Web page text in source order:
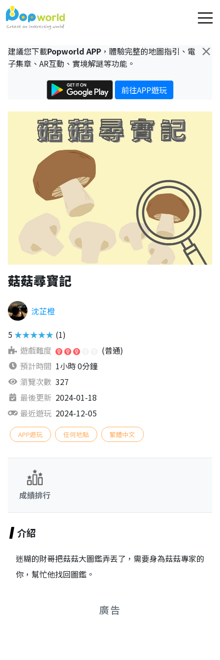
×
建議您下載Popworld APP ，體驗完整的地圖指引、電
子集章、AR互動、實境解謎等功能。
前往APP遊玩
菇菇尋寶記
沈芷橙
5 ★★★★★ (1)
遊戲難度
(普通)
預計時間 1小時 0分鐘
瀏覽次數 327
最後更新 2024-01-18
最近遊玩 2024-12-05
APP遊玩 任何地點 繁體中文
成績排行
介紹
迷糊的財哥把菇菇大圖鑑弄丟了，需要身為菇菇專家的
你，幫忙他找回圖鑑。
廣告